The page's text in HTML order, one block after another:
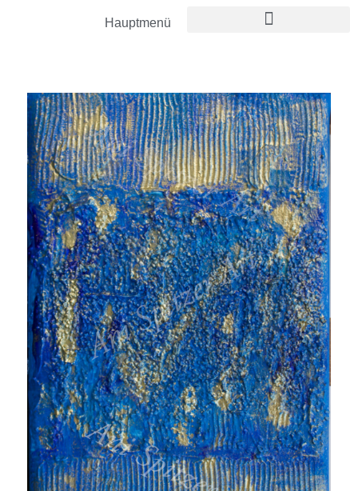
Hauptmenü